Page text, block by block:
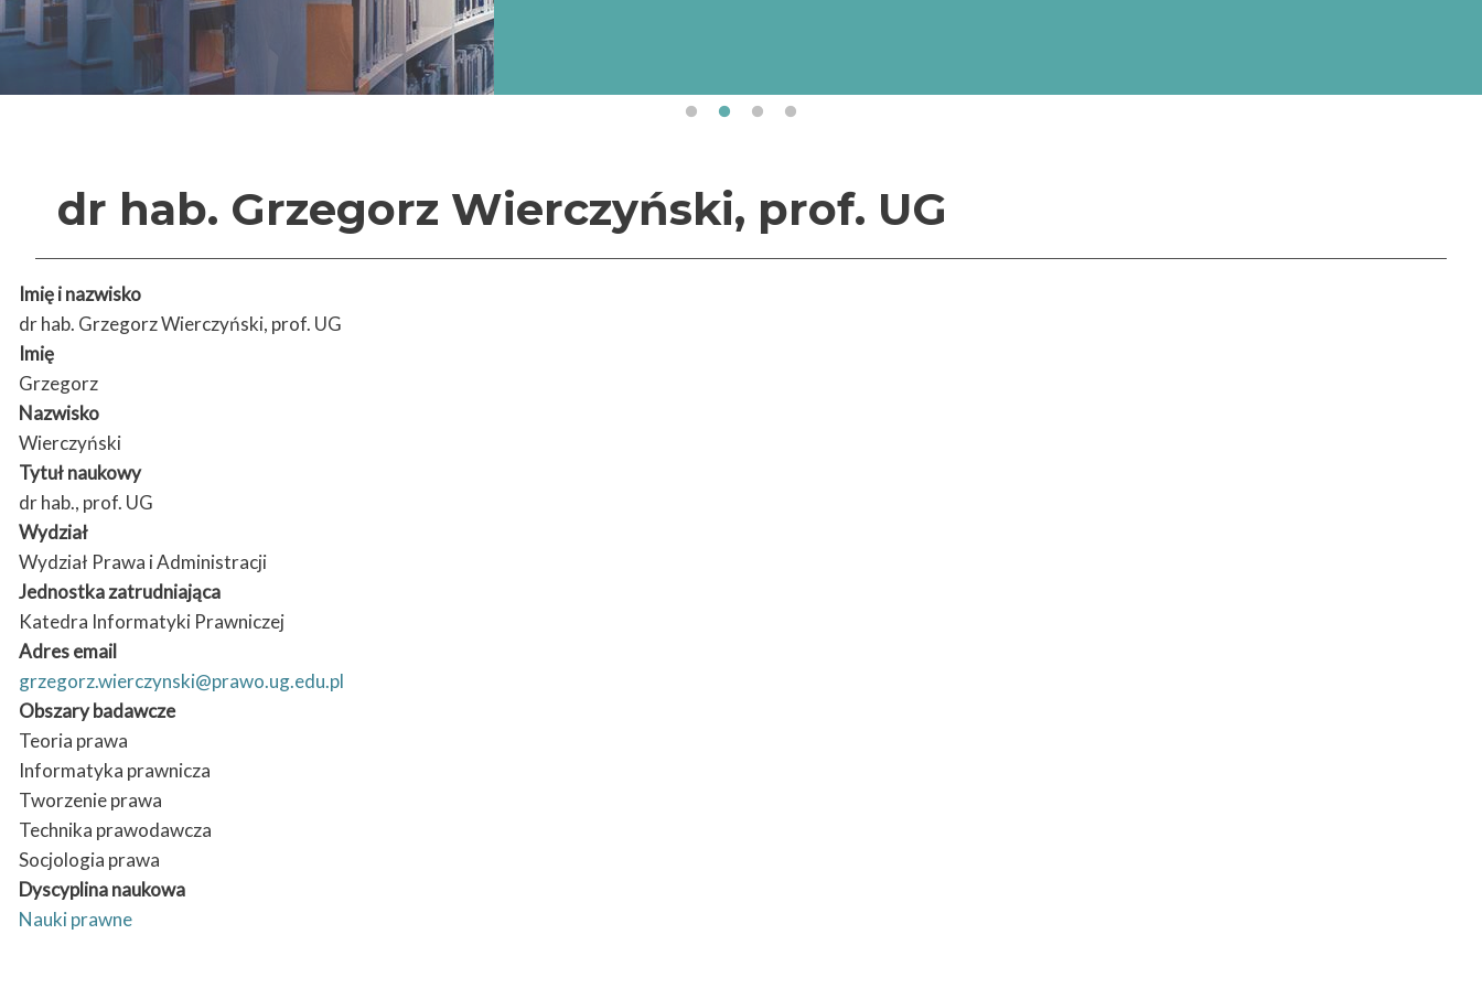
finansowany przez Narodową Agencję Wymiany Akademickiej (NAWA) w
dr hab. Grzegorz Wierczyński, prof. UG
Imię i nazwisko
dr hab. Grzegorz Wierczyński, prof. UG
Imię
Grzegorz
Nazwisko
Wierczyński
Tytuł naukowy
dr hab., prof. UG
Wydział
Wydział Prawa i Administracji
Jednostka zatrudniająca
Katedra Informatyki Prawniczej
Adres email
grzegorz.wierczynski@prawo.ug.edu.pl
Obszary badawcze
Teoria prawa
Informatyka prawnicza
Tworzenie prawa
Technika prawodawcza
Socjologia prawa
Dyscyplina naukowa
Nauki prawne